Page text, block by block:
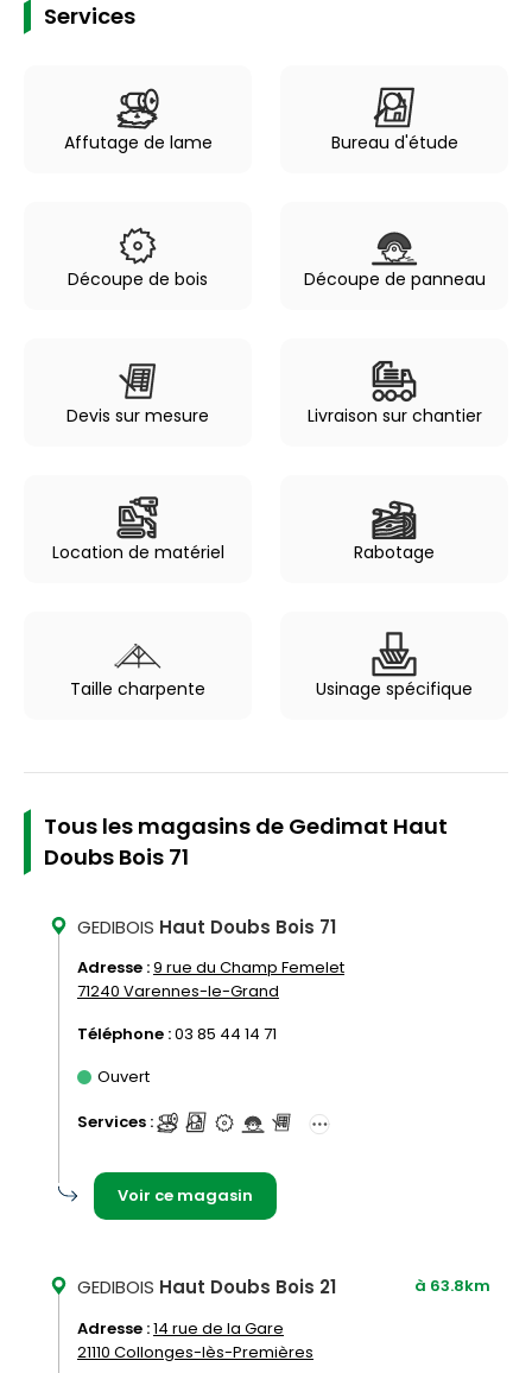
Services
Affutage de lame Bureau d'étude
Découpe de bois Découpe de panneau
Devis sur mesure Livraison sur chantier
Location de matériel Rabotage
Taille charpente Usinage spécifique
Tous les magasins de Gedimat Haut
Doubs Bois 71
GEDIBOIS Haut Doubs Bois 71
Adresse :9 rue du Champ Femelet
71240 Varennes-le-Grand
Téléphone :03 85 44 14 71
Ouvert
Services :
Voir ce magasin
GEDIBOIS Haut Doubs Bois 21
à 63.8km
Adresse :14 rue de la Gare
21110 Collonges-lès-Premières